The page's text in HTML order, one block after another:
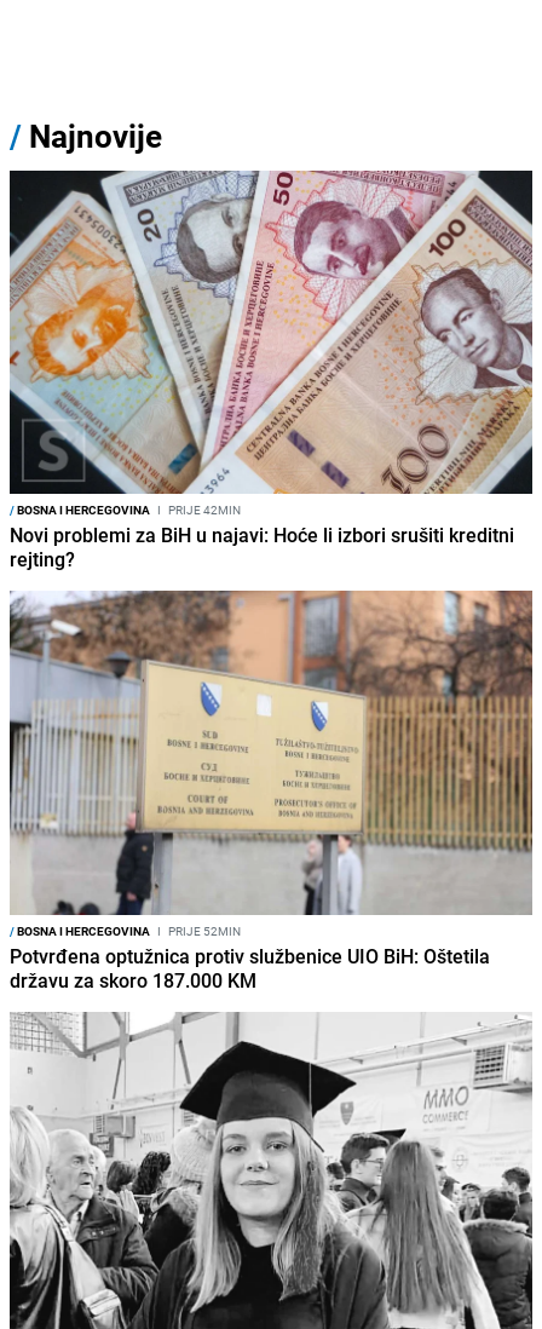
/ Najnovije
/BOSNA I HERCEGOVINA I PRIJE 42MIN
Novi problemi za BiH u najavi: Hoće li izbori srušiti kreditni
rejting?
/BOSNA I HERCEGOVINA I PRIJE 52MIN
Potvrđena optužnica protiv službenice UIO BiH: Oštetila
državu za skoro 187.000 KM